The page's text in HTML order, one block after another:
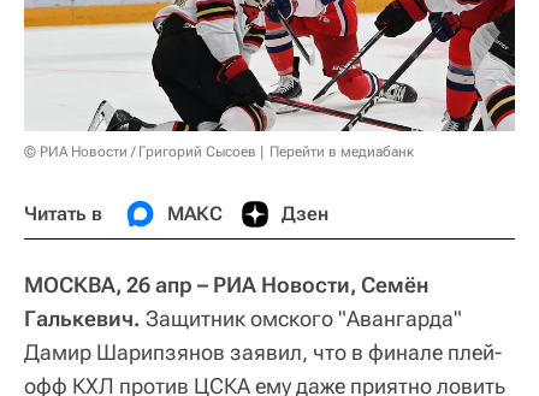
© РИА Новости / Григорий Сысоев Перейти в медиабанк
Читать в МАКС Дзен
МОСКВА, 26 апр – РИА Новости, Семён
Галькевич. Защитник омского "Авангарда"
Дамир Шарипзянов заявил, что в финале плей-
офф КХЛ против ЦСКА ему даже приятно ловить